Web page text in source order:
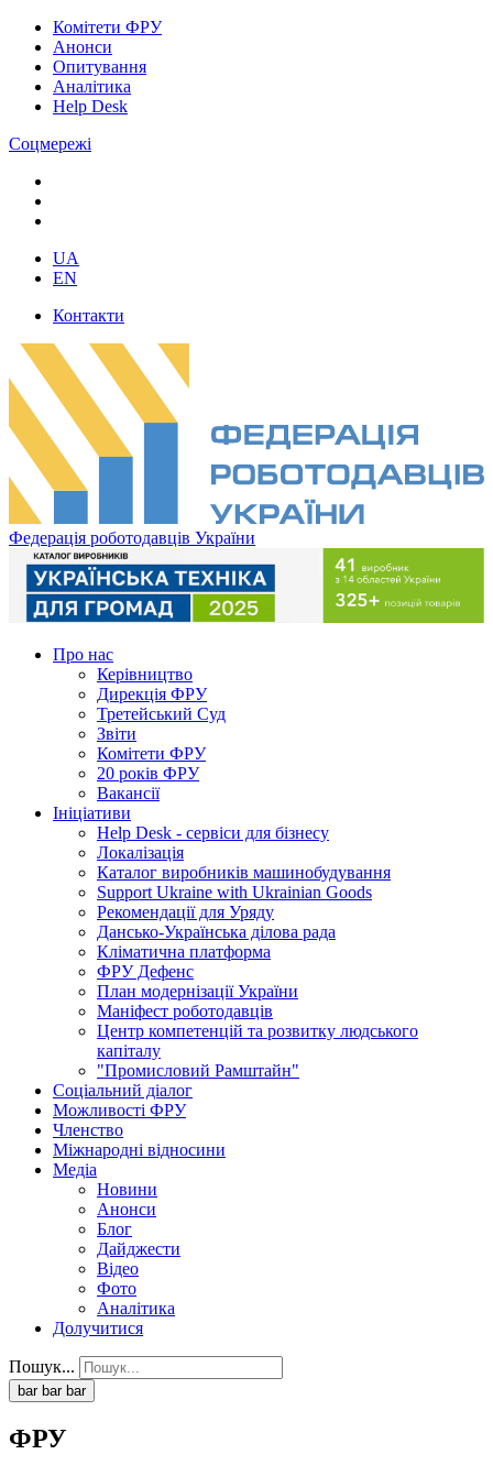
Комітети ФРУ
Анонси
Опитування
Аналітика
Help Desk
Соцмережі
UA
EN
Контакти
Федерація роботодавців України
Про нас
Керівництво
Дирекція ФРУ
Третейський Суд
Звіти
Комітети ФРУ
20 років ФРУ
Вакансії
Ініціативи
Help Desk - сервіси для бізнесу
Локалізація
Каталог виробників машинобудування
Support Ukraine with Ukrainian Goods
Рекомендації для Уряду
Дансько-Українська ділова рада
Кліматична платформа
ФРУ Дефенс
План модернізації України
Маніфест роботодавців
Центр компетенцій та розвитку людського
капіталу
"Промисловий Рамштайн"
Соціальний діалог
Можливості ФРУ
Членство
Міжнародні відносини
Медіа
Новини
Анонси
Блог
Дайджести
Відео
Фото
Аналітика
Долучитися
Пошук...
bar bar bar
ФРУ